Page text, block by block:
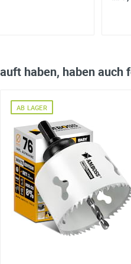
haben, haben
AB LAGER